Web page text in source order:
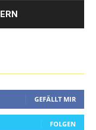
GEFÄLLT MIR
FOLGEN